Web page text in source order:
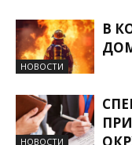
НОВОСТИ
В
НОВОСТИ